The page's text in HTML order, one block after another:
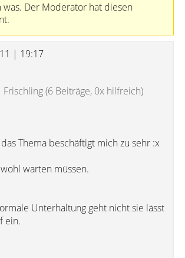
Der Moderator hat diesen
| 19:17
Frischling(6 Beiträge, 0x hilfreich)
Thema beschäftigt mich zu sehr :x
warten müssen.
Unterhaltung geht nicht sie lässt
ein.